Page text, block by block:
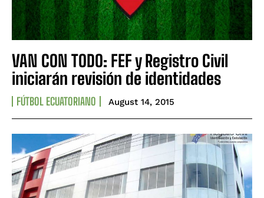
VAN CON TODO: FEF y Registro Civil
iniciarán revisión de identidades
FÚTBOL ECUATORIANO August 14, 2015